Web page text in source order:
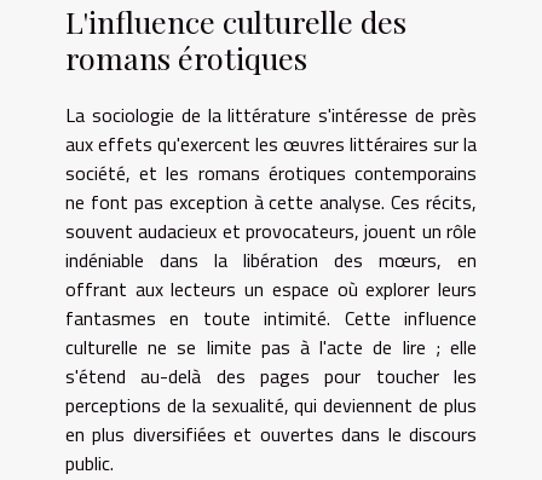
L'influence culturelle des
romans érotiques
La sociologie de la littérature s'intéresse de près
aux effets qu'exercent les œuvres littéraires sur la
société, et les romans érotiques contemporains
ne font pas exception à cette analyse. Ces récits,
souvent audacieux et provocateurs, jouent un rôle
indéniable dans la libération des mœurs, en
offrant aux lecteurs un espace où explorer leurs
fantasmes en toute intimité. Cette influence
culturelle ne se limite pas à l'acte de lire ; elle
s'étend au-delà des pages pour toucher les
perceptions de la sexualité, qui deviennent de plus
en plus diversifiées et ouvertes dans le discours
public.